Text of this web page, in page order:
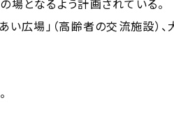
場となるよう計画されている。
い広場」（高齢者の交流施設